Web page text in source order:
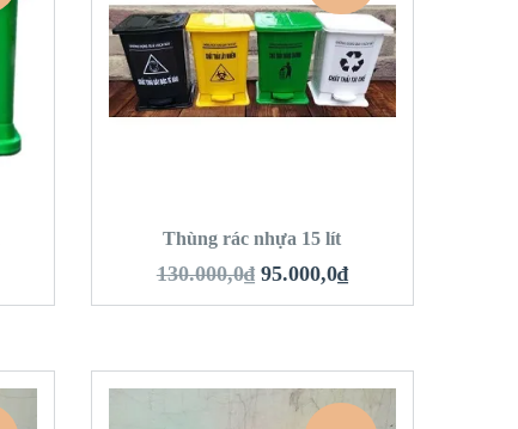
QUICK LOOK
Thùng rác nhựa 15 lít
130.000,0₫ 95.000,0₫